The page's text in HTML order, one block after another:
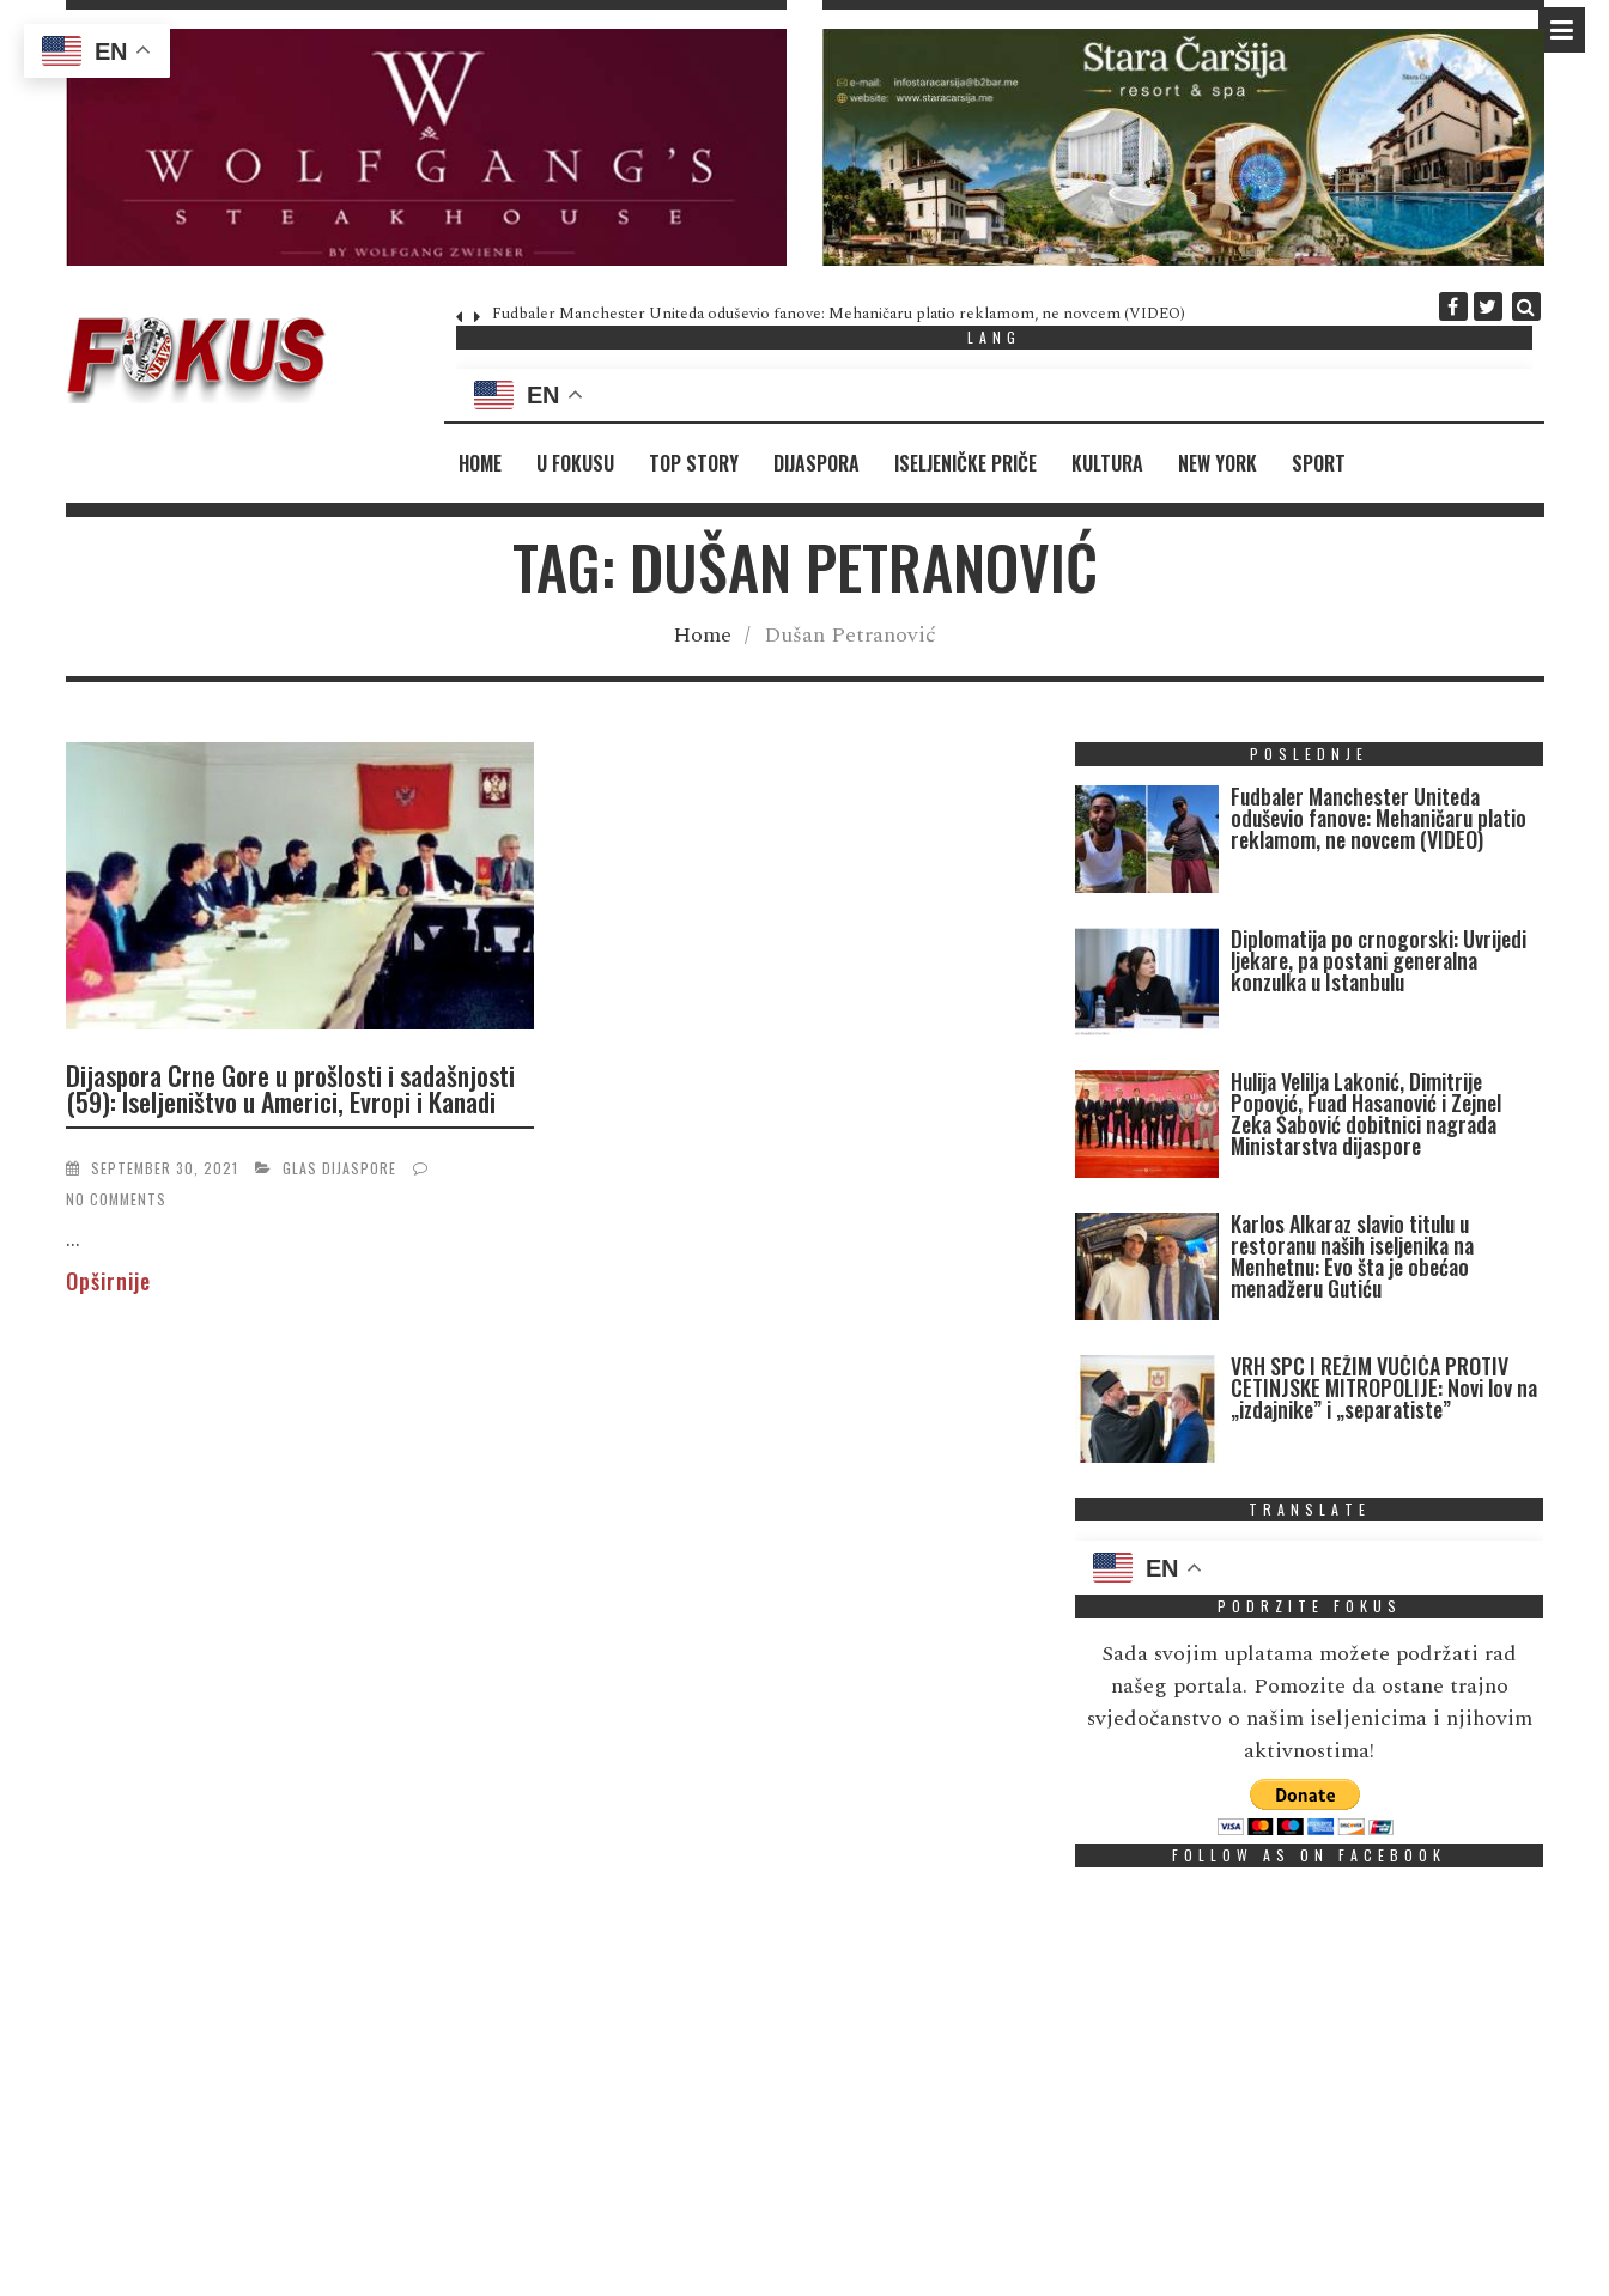
Fudbaler Manchester Uniteda oduševio fanove: Mehaničaru platio reklamom, ne novcem (VIDEO) Diplomatija po
LANG
EN
HOME U FOKUSU TOP STORY DIJASPORA ISELJENIČKE PRIČE KULTURA NEW YORK SPORT
TAG: DUŠAN PETRANOVIĆ
Home / Dušan Petranović
Dijaspora Crne Gore u prošlosti i sadašnjosti
(59): Iseljeništvo u Americi, Evropi i Kanadi
SEPTEMBER 30, 2021
GLAS DIJASPORE
NO COMMENTS
...
Opširnije
POSLEDNJE
Fudbaler Manchester Uniteda
oduševio fanove: Mehaničaru platio
reklamom, ne novcem (VIDEO)
Diplomatija po crnogorski: Uvrijedi
ljekare, pa postani generalna
konzulka u Istanbulu
Hulija Velilja Lakonić, Dimitrije
Popović, Fuad Hasanović i Zejnel
Zeka Šabović dobitnici nagrada
Ministarstva dijaspore
Karlos Alkaraz slavio titulu u
restoranu naših iseljenika na
Menhetnu: Evo šta je obećao
menadžeru Gutiću
VRH SPC I REŽIM VUČIĆA PROTIV
CETINJSKE MITROPOLIJE: Novi lov na
„izdajnike” i „separatiste”
TRANSLATE
EN
PODRZITE FOKUS
Sada svojim uplatama možete podržati rad
našeg portala. Pomozite da ostane trajno
svjedočanstvo o našim iseljenicima i njihovim
aktivnostima!
FOLLOW AS ON FACEBOOK
EN